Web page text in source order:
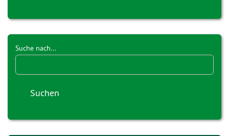
Suche nach...